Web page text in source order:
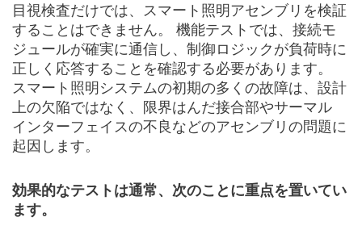
目視検査だけでは、スマート照明アセンブリを検証
することはできません。 機能テストでは、接続モ
ジュールが確実に通信し、制御ロジックが負荷時に
正しく応答することを確認する必要があります。
スマート照明システムの初期の多くの故障は、設計
上の欠陥ではなく、限界はんだ接合部やサーマル
インターフェイスの不良などのアセンブリの問題に
起因します。
効果的なテストは通常、次のことに重点を置いてい
ます。